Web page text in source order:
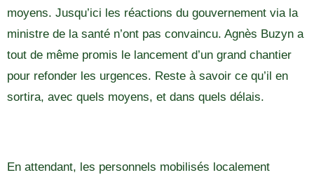
moyens. Jusqu’ici les réactions du gouvernement via la
ministre de la santé n’ont pas convaincu. Agnès Buzyn a
tout de même promis le lancement d’un grand chantier
pour refonder les urgences. Reste à savoir ce qu’il en
sortira, avec quels moyens, et dans quels délais.
En attendant, les personnels mobilisés localement